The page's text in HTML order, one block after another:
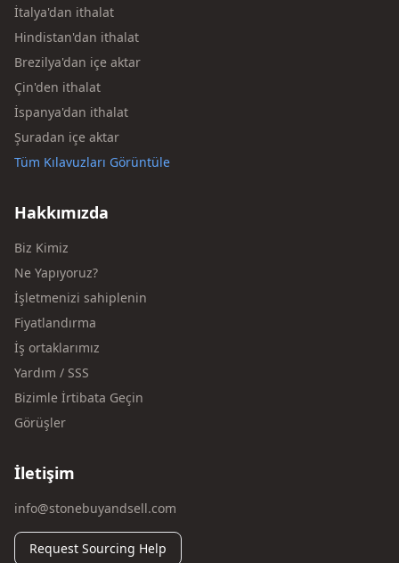
İtalya'dan ithalat
Hindistan'dan ithalat
Brezilya'dan içe aktar
Çin'den ithalat
İspanya'dan ithalat
Şuradan içe aktar
Tüm Kılavuzları Görüntüle
Hakkımızda
Biz Kimiz
Ne Yapıyoruz?
İşletmenizi sahiplenin
Fiyatlandırma
İş ortaklarımız
Yardım / SSS
Bizimle İrtibata Geçin
Görüşler
İletişim
info@stonebuyandsell.com
Request Sourcing Help